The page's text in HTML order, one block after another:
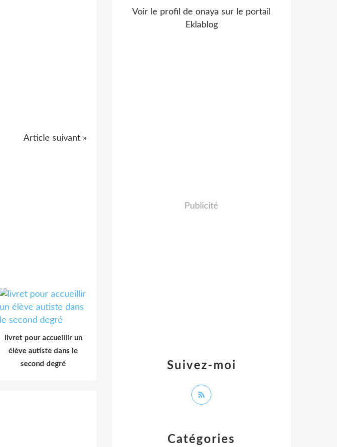
Article suivant »
livret pour accueillir un
élève autiste dans le
second degré
Catégories
Suivez-moi
Voir le profil de onaya sur le portail
Eklablog
Publicité